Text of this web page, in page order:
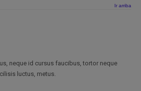
Ir arriba
neque id cursus faucibus, tortor neque
luctus, metus.